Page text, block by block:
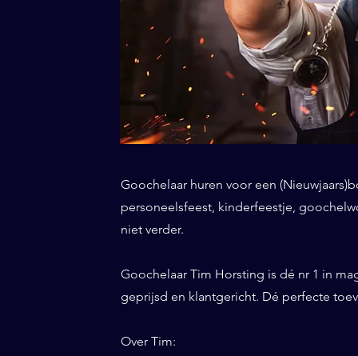
Goochelaar huren voor een
personeelsfeest, kinderfeestje,
niet verder.
Goochelaar Tim Horsting is dé nr 1 in
geprijsd en klantgericht. Dé perfecte
Over Tim: